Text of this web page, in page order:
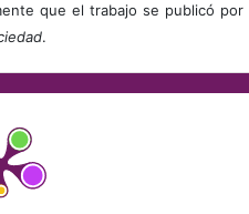
que el trabajo se publicó por
.